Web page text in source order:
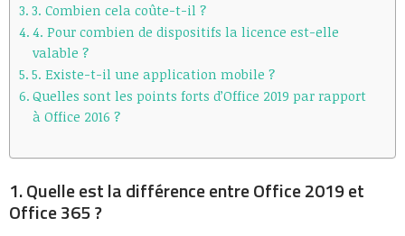
3. Combien cela coûte-t-il ?
4. Pour combien de dispositifs la licence est-elle
valable ?
5. Existe-t-il une application mobile ?
Quelles sont les points forts d’Office 2019 par rapport
à Office 2016 ?
1. Quelle est la différence entre Office 2019 et
Office 365 ?